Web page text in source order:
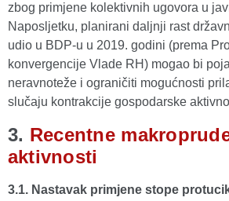
zbog primjene kolektivnih ugovora u
Naposljetku, planirani daljnji rast
udio u BDP-u u 2019. godini (prema
konvergencije Vlade RH) mogao bi
neravnoteže i ograničiti mogućnosti
slučaju kontrakcije gospodarske
3. Recentne
aktivnosti
3.1. Nastavak primjene stope